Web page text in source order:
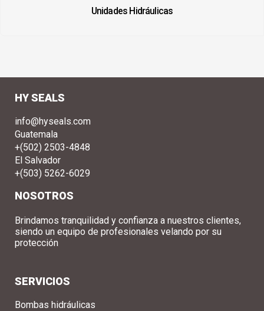
Unidades Hidráulicas
HY SEALS
info@hyseals.com
Guatemala
+(502) 2503-4848
El Salvador
+(503) 5262-6029
NOSOTROS
Brindamos tranquilidad y confianza a nuestros clientes,
siendo un equipo de profesionales velando por su
protección
SERVICIOS
Bombas hidráulicas